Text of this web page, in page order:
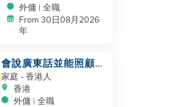
外傭 | 全職
From 30日08月2026
年
會說廣東話並能照顧的
家庭幫手
家庭 - 香港人
香港
外傭 | 全職